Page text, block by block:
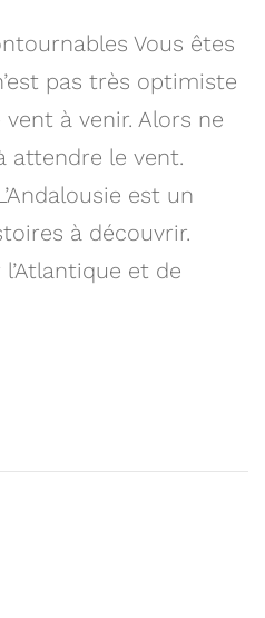
Vous êtes
pas très optimiste
à venir. Alors ne
attendre le vent.
est un
à découvrir.
et de